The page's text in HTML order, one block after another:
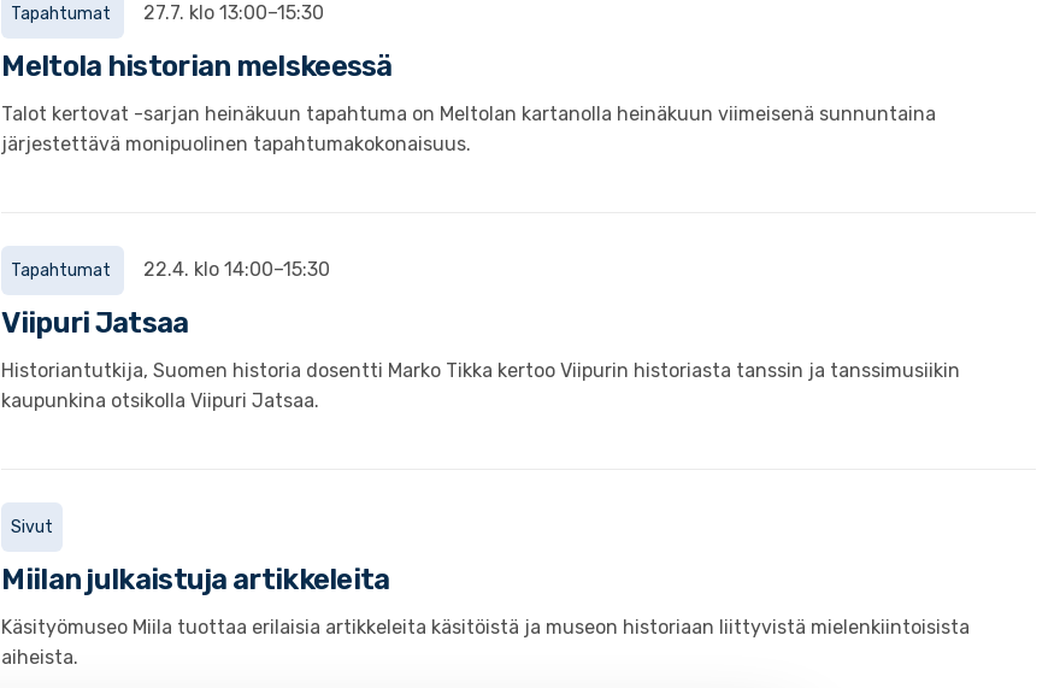
Tapahtumat 27.7. klo 13:00–15:30
Meltola historian melskeessä
Talot kertovat -sarjan heinäkuun tapahtuma on Meltolan kartanolla heinäkuun viimeisenä sunnuntaina
järjestettävä monipuolinen tapahtumakokonaisuus.
Tapahtumat 22.4. klo 14:00–15:30
Viipuri Jatsaa
Historiantutkija, Suomen historia dosentti Marko Tikka kertoo Viipurin historiasta tanssin ja tanssimusiikin
kaupunkina otsikolla Viipuri Jatsaa.
Sivut
Miilan julkaistuja artikkeleita
Käsityömuseo Miila tuottaa erilaisia artikkeleita käsitöistä ja museon historiaan liittyvistä mielenkiintoisista
aiheista.